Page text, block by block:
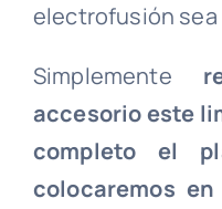
electrofusión sea
Simplemente
accesorio este
completo el
colocaremos